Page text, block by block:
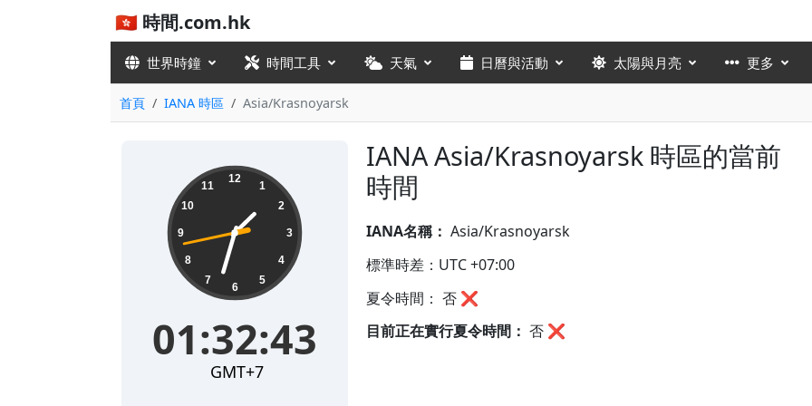
🇭🇰 時間.com.hk
世界時鐘 時間工具 天氣 日曆與活動 太陽與月亮 更多
首頁 IANA 時區 Asia/Krasnoyarsk
IANA Asia/Krasnoyarsk 時區的當前
時間
01:32:44 12
1
2
3
4
5
6
7
8
9
10
11
01:32:44
GMT+7
IANA名稱： Asia/Krasnoyarsk
標準時差：UTC +07:00
夏令時間： 否 ❌
目前正在實行夏令時間： 否 ❌